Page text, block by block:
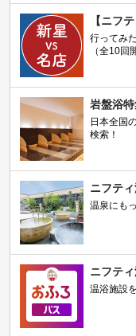
【ニフ
行ってみ
（全10回
岩盤浴
日本全国
検索！
ニフテ
温泉にも
ニフテ
温浴施設